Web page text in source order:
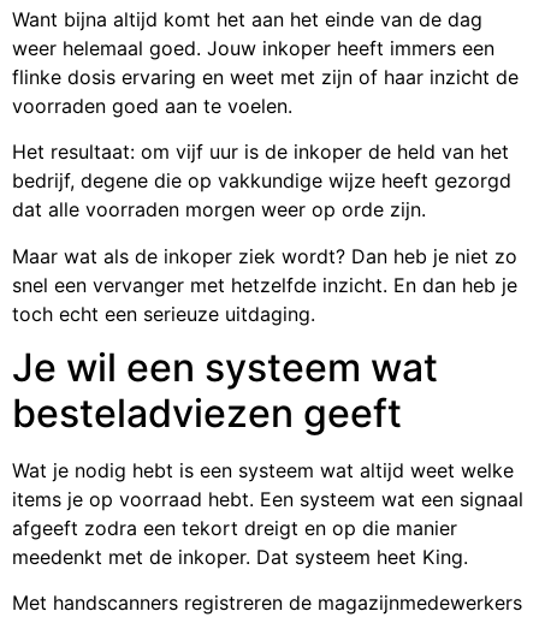
Want bijna altijd komt het aan het einde van de dag
weer helemaal goed. Jouw inkoper heeft immers een
flinke dosis ervaring en weet met zijn of haar inzicht de
voorraden goed aan te voelen.
Het resultaat: om vijf uur is de inkoper de held van het
bedrijf, degene die op vakkundige wijze heeft gezorgd
dat alle voorraden morgen weer op orde zijn.
Maar wat als de inkoper ziek wordt? Dan heb je niet zo
snel een vervanger met hetzelfde inzicht. En dan heb je
toch echt een serieuze uitdaging.
Je wil een systeem wat
besteladviezen geeft
Wat je nodig hebt is een systeem wat altijd weet welke
items je op voorraad hebt. Een systeem wat een signaal
afgeeft zodra een tekort dreigt en op die manier
meedenkt met de inkoper. Dat systeem heet King.
Met handscanners registreren de magazijnmedewerkers